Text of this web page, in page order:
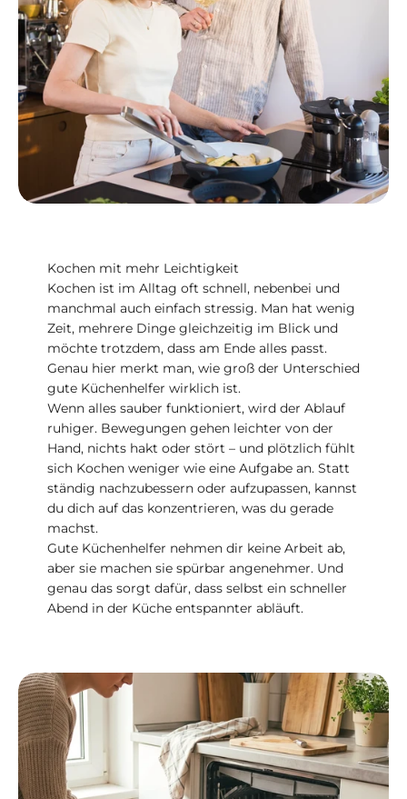
Kochen mit mehr Leichtigkeit
Kochen ist im Alltag oft schnell, nebenbei und
manchmal auch einfach stressig. Man hat wenig
Zeit, mehrere Dinge gleichzeitig im Blick und
möchte trotzdem, dass am Ende alles passt.
Genau hier merkt man, wie groß der Unterschied
gute Küchenhelfer wirklich ist.
Wenn alles sauber funktioniert, wird der Ablauf
ruhiger. Bewegungen gehen leichter von der
Hand, nichts hakt oder stört – und plötzlich fühlt
sich Kochen weniger wie eine Aufgabe an. Statt
ständig nachzubessern oder aufzupassen, kannst
du dich auf das konzentrieren, was du gerade
machst.
Gute Küchenhelfer nehmen dir keine Arbeit ab,
aber sie machen sie spürbar angenehmer. Und
genau das sorgt dafür, dass selbst ein schneller
Abend in der Küche entspannter abläuft.